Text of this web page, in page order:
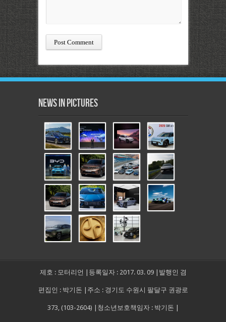
News in Pictures
제호 : 모터리언 |등록일자 : 2017. 03. 09 |발행인 겸
편집인 : 박기돈 |주소 : 경기도 수원시 팔달구 권광로
373, (103-2604) |청소년보호책임자 : 박기돈 |